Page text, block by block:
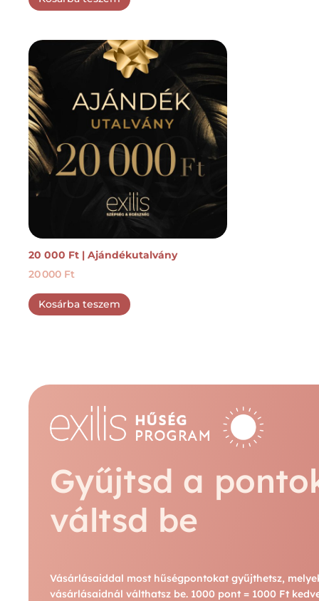
was:
is:
20 000 Ft | Ajándékutalvány
20 000 Ft
Kosárba teszem
Gyűjtsd a
váltsd be
Vásárlásaiddal most hűségpontokat gyűjthetsz,
vásárlásaidnál válthatsz be. 1000 pont = 1000 Ft